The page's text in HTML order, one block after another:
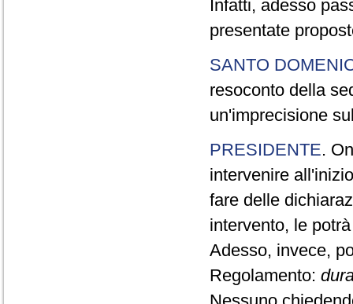
Infatti, adesso
presentate
SANTO
resoconto della
un'imprecisione
PRESIDENTE.
intervenire
fare delle
intervento, le
Adesso, invece,
Regolamento: